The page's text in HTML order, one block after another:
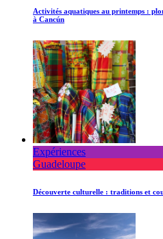
Activités aquatiques au printemps :
à Cancún
Expériences
Guadeloupe
Découverte culturelle : traditions et